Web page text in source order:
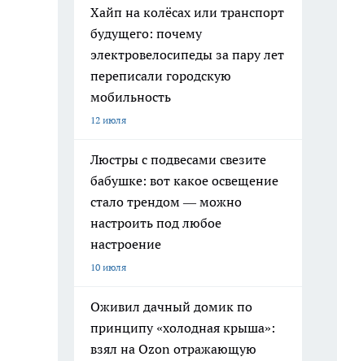
Хайп на колёсах или транспорт
будущего: почему
электровелосипеды за пару лет
переписали городскую
мобильность
12 июля
Люстры с подвесами свезите
бабушке: вот какое освещение
стало трендом — можно
настроить под любое
настроение
10 июля
Оживил дачный домик по
принципу «холодная крыша»:
взял на Ozon отражающую